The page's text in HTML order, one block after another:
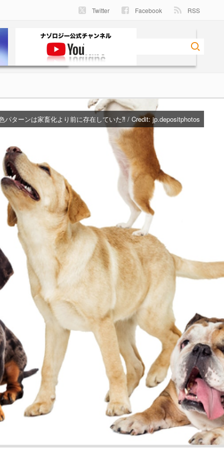
Twitter Facebook RSS
パターンは家畜化より前に存在していた⁈ / Credit: jp.depositphotos